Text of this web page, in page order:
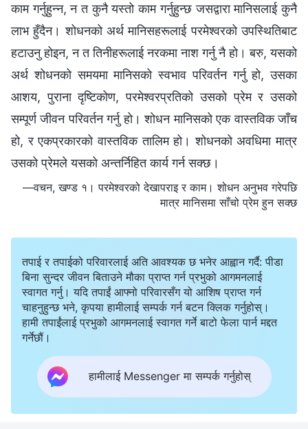
काम गर्नुहुन्न, न त कुनै यस्तो काम गर्नुहुन्छ जसद्वारा मानिसलाई कुनै
लाभ हुँदैन। शोधनको अर्थ मानिसहरूलाई परमेश्‍वरको उपस्थितिबाट
हटाउनु होइन, न त तिनीहरूलाई नरकमा नाश गर्नु नै हो। बरु, यसको
अर्थ शोधनको समयमा मानिसको स्वभाव परिवर्तन गर्नु हो, उसका
आशय, पुराना दृष्टिकोण, परमेश्‍वरप्रतिको उसको प्रेम र उसको
सम्पूर्ण जीवन परिवर्तन गर्नु हो। शोधन मानिसको एक वास्तविक जाँच
हो, र एकप्रकारको वास्तविक तालिम हो। शोधनको अवधिमा मात्र
उसको प्रेमले यसको अन्तर्निहित कार्य गर्न सक्छ।
—वचन, खण्ड १। परमेश्‍वरको देखापराइ र काम। शोधन अनुभव गरेपछि
मात्र मानिसमा साँचो प्रेम हुन सक्छ
तपाई र तपाईको परिवारलाई अति आवश्यक छ भनेर आह्वान गर्दै: पीडा
बिना सुन्दर जीवन बिताउने मौका प्राप्त गर्न प्रभुको आगमनलाई
स्वागत गर्नु। यदि तपाईं आफ्नो परिवारसँग यो आशिष प्राप्त गर्न
चाहनुहुन्छ भने, कृपया हामीलाई सम्पर्क गर्न बटन क्लिक गर्नुहोस्।
हामी तपाईंलाई प्रभुको आगमनलाई स्वागत गर्ने बाटो फेला पार्न मद्दत
गर्नेछौं।
हामीलाई Messenger मा सम्पर्क गर्नुहोस्